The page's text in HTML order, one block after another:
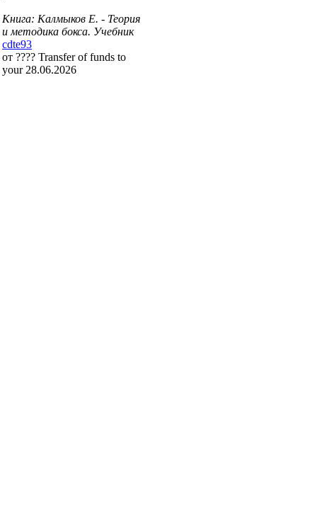
Книга: Калмыков Е. - Теория
и методика бокса. Учебник
cdte93
от ???? Transfer of funds to
your 28.06.2026